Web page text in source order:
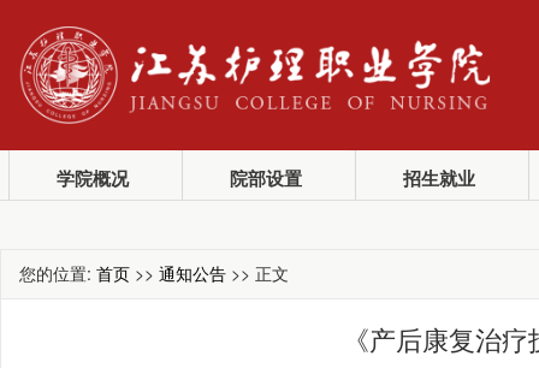
学院概况 院部设置 招生就业
您的位置: 首页 >> 通知公告 >> 正文
《产后康复治